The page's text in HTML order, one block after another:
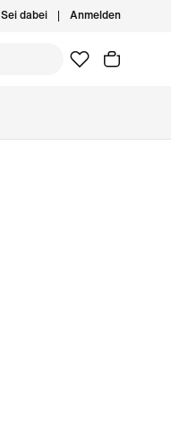
Sei dabei Anmelden